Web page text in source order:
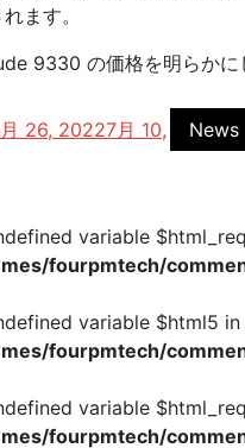
ます。
9330 の価格を明らかに
26, 20227月 10,
News
variable
fourpmtech/
variable $html5 in
fourpmtech/
variable
fourpmtech/